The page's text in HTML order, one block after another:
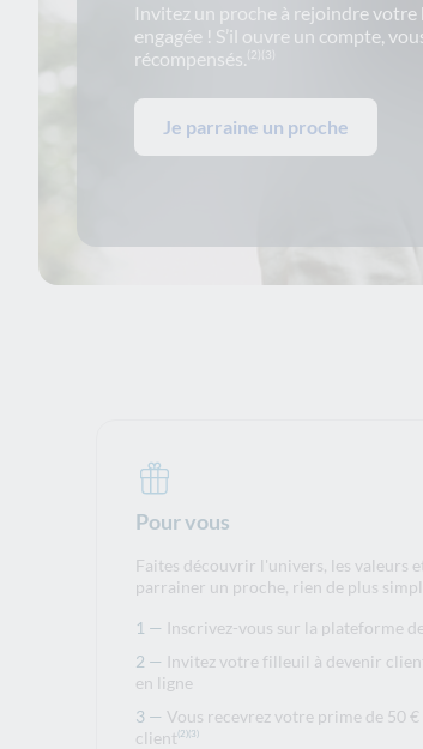
Invitez un proche à rejoindre votre
engagée ! S’il ouvre un compte,
récompensés. (2) (3)
Je parraine un proche
Pour vous
Faites découvrir l'univers, les valeurs
parrainer un proche, rien de plus
Inscrivez-vous sur la plateforme
Invitez votre filleuil à devenir
en ligne
Vous recevrez votre prime de 50
client (2)(3)